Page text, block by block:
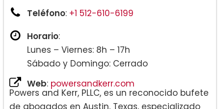
Teléfono: +1 512-610-6199
Horario:
Lunes – Viernes: 8h – 17h
Sábado y Domingo: Cerrado
Web: powersandkerr.com
Powers and Kerr, PLLC, es un reconocido bufete
de abogados en Austin, Texas, especializado